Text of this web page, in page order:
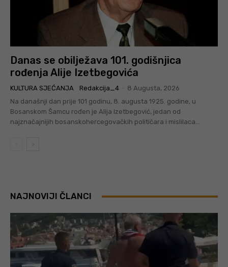
Danas se obilježava 101. godišnjica
rođenja Alije Izetbegovića
KULTURA SJEĆANJA Redakcija_4
8 Augusta, 2026
Na današnji dan prije 101 godinu, 8. augusta 1925. godine, u
Bosanskom Šamcu rođen je Alija Izetbegović, jedan od
najznačajnijih bosanskohercegovačkih političara i mislilaca...
NAJNOVIJI ČLANCI